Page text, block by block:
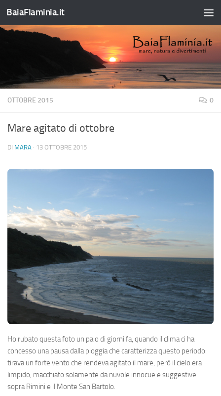
Salta al contenuto
BaiaFlaminia.it
OTTOBRE 2015 0
Mare agitato di ottobre
DI MARA · 13 OTTOBRE 2015
Ho rubato questa foto un paio di giorni fa, quando il clima ci ha
concesso una pausa dalla pioggia che caratterizza questo periodo:
tirava un forte vento che rendeva agitato il mare, però il cielo era
limpido, macchiato solamente da nuvole innocue e suggestive
sopra Rimini e il Monte San Bartolo.